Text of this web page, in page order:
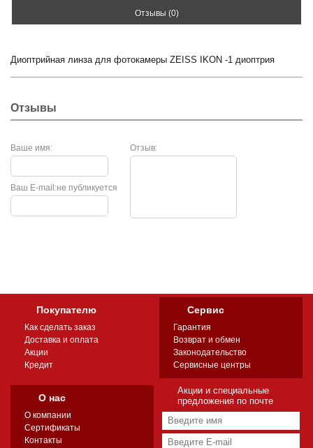
Отзывы (0)
Диоптрийная линза для фотокамеры ZEISS IKON -1 диоптрия
Отзывы
Ваше имя: Отзыв:
не публикуется
Ваш E-mail:
Покупателю
Как сделать заказ
Доставка и оплата
Акции
Кредит
Сервис
Гарантия
Возврат и обмен
Законодательство
Сервисные центры
О нас
О компании
Сертификаты
Контакты
Акции и специальные
предложения по почте